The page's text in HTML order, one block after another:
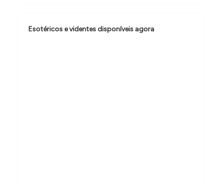
d
Esotéricos e videntes disponíveis agora